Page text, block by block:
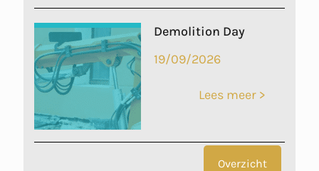
Demolition Day
19/09/2026
Lees meer >
Overzicht